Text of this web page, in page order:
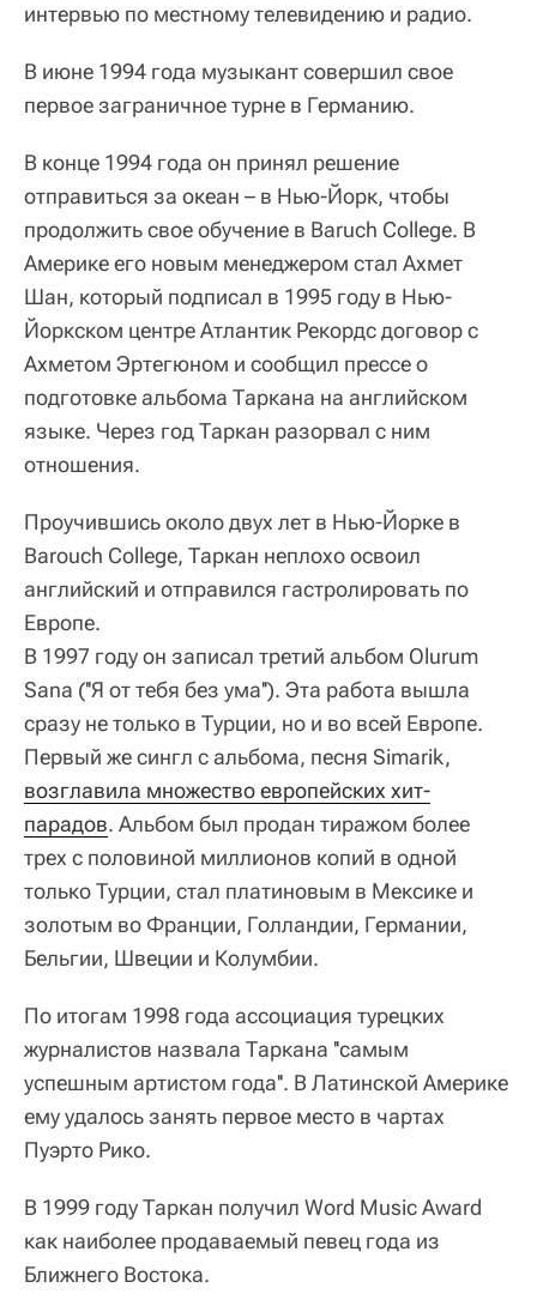
интервью по местному телевидению и радио.
В июне 1994 года музыкант совершил свое
первое заграничное турне в Германию.
В конце 1994 года он принял решение
отправиться за океан – в Нью-Йорк, чтобы
продолжить свое обучение в Baruch College. В
Америке его новым менеджером стал Ахмет
Шан, который подписал в 1995 году в Нью-
Йоркском центре Атлантик Рекордс договор с
Ахметом Эртегюном и сообщил прессе о
подготовке альбома Таркана на английском
языке. Через год Таркан разорвал с ним
отношения.
Проучившись около двух лет в Нью-Йорке в
Barouch College, Таркан неплохо освоил
английский и отправился гастролировать по
Европе.
В 1997 году он записал третий альбом Olurum
Sana (''Я от тебя без ума''). Эта работа вышла
сразу не только в Турции, но и во всей Европе.
Первый же сингл с альбома, песня Simarik,
возглавила множество европейских хит-
парадов. Альбом был продан тиражом более
трех с половиной миллионов копий в одной
только Турции, стал платиновым в Мексике и
золотым во Франции, Голландии, Германии,
Бельгии, Швеции и Колумбии.
По итогам 1998 года ассоциация турецких
журналистов назвала Таркана ''самым
успешным артистом года''. В Латинской Америке
ему удалось занять первое место в чартах
Пуэрто Рико.
В 1999 году Таркан получил Word Music Award
как наиболее продаваемый певец года из
Ближнего Востока.